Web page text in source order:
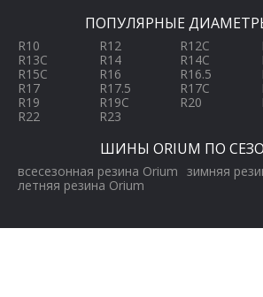
ПОПУЛЯРНЫЕ
R10 R12 R12C
R13C
R14 R14C
R15C
R16 R16.5
R17
R17.5 R17C
R19
R19C R20
R22
R23
ШИНЫ ORIUM ПО
всесезонная резина Orium зимняя
летняя резина Orium